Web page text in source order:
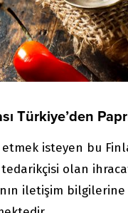
Türkiye’den
isteyen bu
olan
iletişim bilgilerine